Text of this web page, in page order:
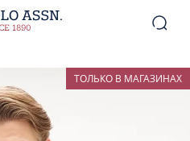
ТОЛЬКО В МАГАЗИНАХ